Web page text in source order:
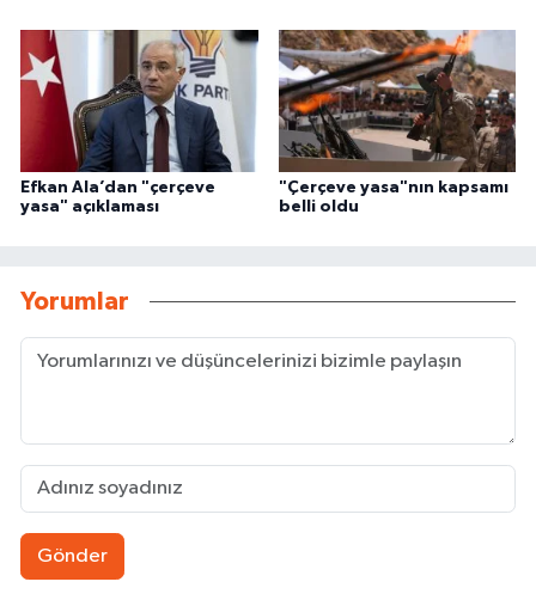
Efkan Ala’dan "çerçeve
yasa" açıklaması
"Çerçeve yasa"nın kapsamı
belli oldu
Yorumlar
Gönder